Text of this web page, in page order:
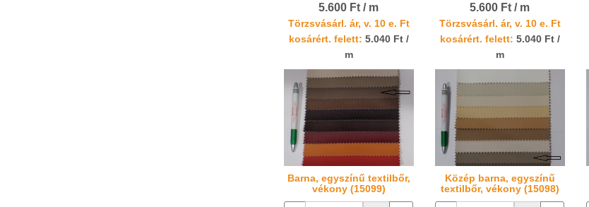
5.600 Ft / m
Törzsvásárl. ár, v. 10 e. Ft
kosárért. felett: 5.040 Ft /
m
5.600 Ft / m
Törzsvásárl. ár, v. 10 e. Ft
kosárért. felett: 5.040 Ft /
m
Barna, egyszínű textilbőr,
vékony (15099)
Közép barna, egyszínű
textilbőr, vékony (15098)